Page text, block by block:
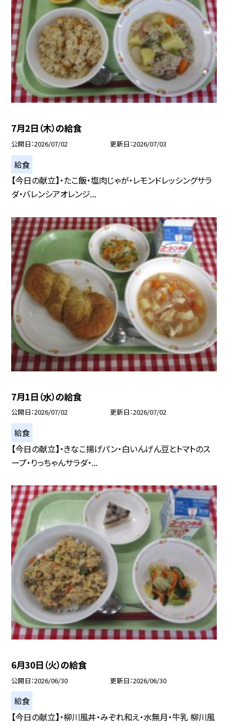
7月2日（木）の給食
公開日 2026/07/02 更新日 2026/07/03
給食
【今日の献立】・たこ飯・塩肉じゃが・レモンドレッシングサラ
ダ・バレンシアオレンジ...
7月1日（水）の給食
公開日 2026/07/02 更新日 2026/07/02
給食
【今日の献立】・きなこ揚げパン・白いんげん豆とトマトのス
ープ・りっちゃんサラダ・...
6月30日（火）の給食
公開日 2026/06/30 更新日 2026/06/30
給食
【今日の献立】・柳川風丼・みぞれ和え・水無月・牛乳 柳川風